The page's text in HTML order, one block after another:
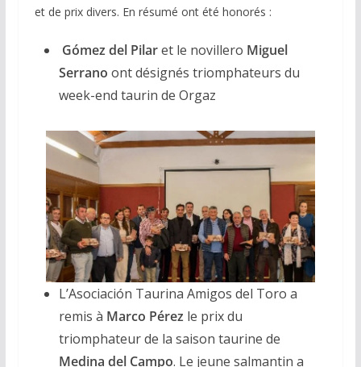
et de prix divers. En résumé ont été honorés :
Gómez del Pilaret le novillero Miguel
Serrano ont désignés triomphateurs du
week-end taurin de Orgaz
L’Asociación Taurina Amigos del Toro a
remis à Marco Pérez le prix du
triomphateur de la saison taurine de
Medina del Campo. Le jeune salmantin a